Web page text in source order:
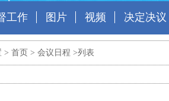
工作 图片 视频 决定决议
> 首页 > 会议日程 >列表